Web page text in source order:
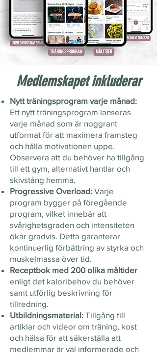
Medlemskapet inkluderar
Nytt träningsprogram varje månad:
Ett nytt träningsprogram lanseras
varje månad som är noggrant
utformat för att maximera framsteg
och hålla motivationen uppe.
Observera att du behöver ha tillgång
till ett gym, alternativt hantlar och
skivstång hemma.
Progressive Overload: Varje
program bygger på föregående
program, vilket innebär att
svårighetsgraden och intensiteten
ökar gradvis. Detta garanterar
kontinuerlig förbättring av styrka och
muskelmassa över tid.
Receptbok med 200 olika måltider
enligt det kaloribehov du behöver
samt utförlig beskrivning för
tillredning.
Utbildningsmaterial: Tillgång till
artiklar och videor om träning, kost
och hälsa för att säkerställa att
medlemmar är väl informerade och